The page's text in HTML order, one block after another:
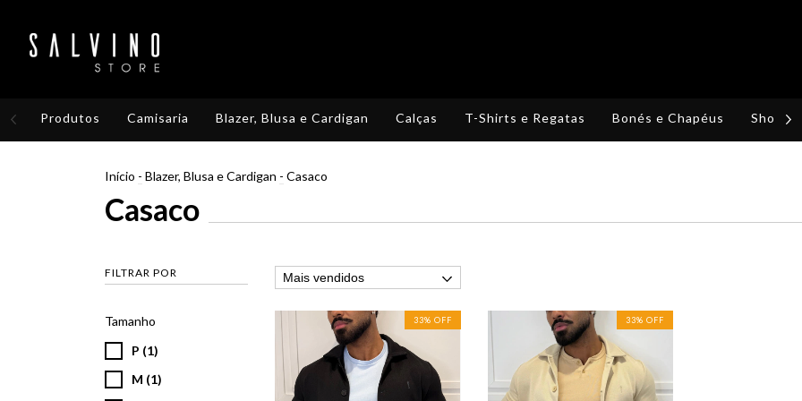
Produtos Camisaria Blazer, Blusa e Cardigan Calças T-Shirts e Regatas Bonés e Chapéus Shorts,
Início - Blazer, Blusa e Cardigan - Casaco
Casaco
FILTRAR POR
Tamanho
P (1)
M (1)
33% OFF 33% OFF